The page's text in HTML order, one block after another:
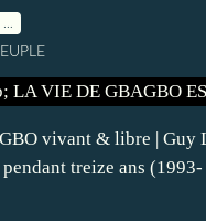
vivant & libre | Guy
treize ans